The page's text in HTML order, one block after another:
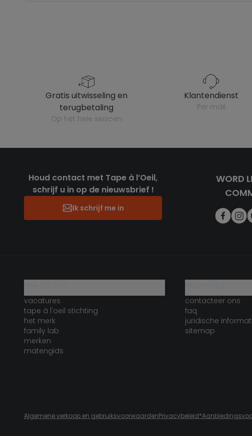
gratis uitwisseling en
terugbetaling
op het hele seizoen
klantendienst
per mail
Houd contact met Tape à l’Oeil,
schrijf u in op de nieuwsbrief !
Ik schrijf me in
WORD
vacatures
tape à l'oeil stichting
het merk
family lab
merken
matengids
contacteer ons
faq
juridische
sitemap
Algemene verkoop en gebruiksvoorwaardenPrivacybeleid